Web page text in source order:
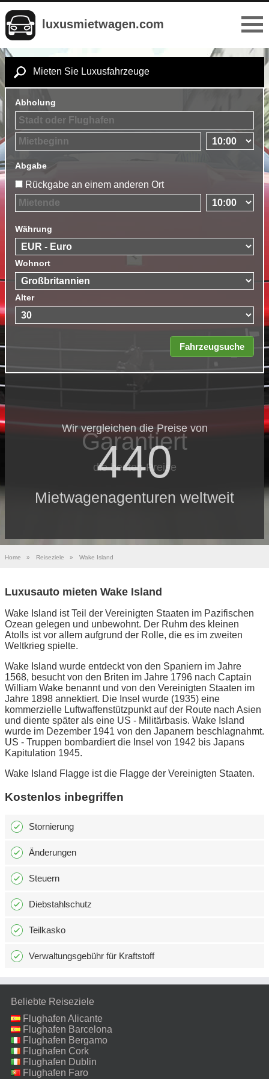
luxusmietwagen.com
Mieten Sie Luxusfahrzeuge
Abholung
Abgabe
Rückgabe an einem anderen Ort
Währung
Wohnort
Alter
Wir vergleichen die Preise von
440
Mietwagenagenturen weltweit
Garantiert
die besten Preise
Home » Reiseziele » Wake Island
Luxusauto mieten Wake Island
Wake Island ist Teil der Vereinigten Staaten im Pazifischen
Ozean gelegen und unbewohnt. Der Ruhm des kleinen
Atolls ist vor allem aufgrund der Rolle, die es im zweiten
Weltkrieg spielte.
Wake Island wurde entdeckt von den Spaniern im Jahre
1568, besucht von den Briten im Jahre 1796 nach Captain
William Wake benannt und von den Vereinigten Staaten im
Jahre 1898 annektiert. Die Insel wurde (1935) eine
kommerzielle Luftwaffenstützpunkt auf der Route nach Asien
und diente später als eine US - Militärbasis. Wake Island
wurde im Dezember 1941 von den Japanern beschlagnahmt.
US - Truppen bombardiert die Insel von 1942 bis Japans
Kapitulation 1945.
Wake Island Flagge ist die Flagge der Vereinigten Staaten.
Kostenlos inbegriffen
Stornierung
Änderungen
Steuern
Diebstahlschutz
Teilkasko
Verwaltungsgebühr für Kraftstoff
Beliebte Reiseziele
Flughafen Alicante
Flughafen Barcelona
Flughafen Bergamo
Flughafen Cork
Flughafen Dublin
Flughafen Faro